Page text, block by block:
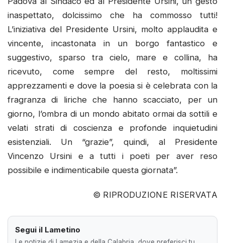
inaspettato, dolcissimo che ha commosso tutti!
L’iniziativa del Presidente Ursini, molto applaudita e
vincente, incastonata in un borgo fantastico e
suggestivo, sparso tra cielo, mare e collina, ha
ricevuto, come sempre del resto, moltissimi
apprezzamenti e dove la poesia si è celebrata con la
fragranza di liriche che hanno scacciato, per un
giorno, l’ombra di un mondo abitato ormai da sottili e
velati strati di coscienza e profonde inquietudini
esistenziali. Un “grazie”, quindi, al Presidente
Vincenzo Ursini e a tutti i poeti per aver reso
possibile e indimenticabile questa giornata”.
© RIPRODUZIONE RISERVATA
Segui il Lametino